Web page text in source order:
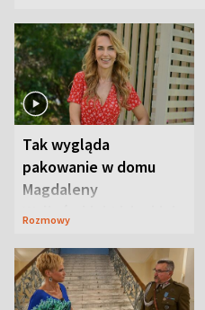
Tak wygląda
pakowanie w domu
Magdaleny
Waligórskiej-Lisieckiej.
Rozmowy